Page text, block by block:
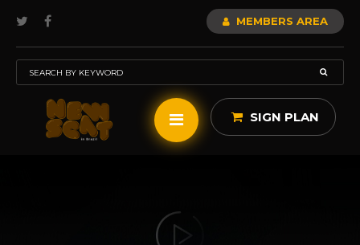
MEMBERS AREA
SIGN PLAN